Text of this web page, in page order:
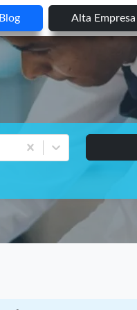
Blog Alta Empresa